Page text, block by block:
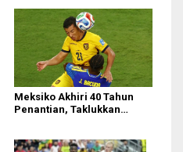
Meksiko Akhiri 40 Tahun
Penantian, Taklukkan